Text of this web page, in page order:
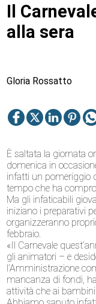
Il
alla sera
Gloria Rossatto
È saltata la giornata
domenica in
infatti un pomeriggio
tempo che ha
Ma gli infaticabili
iniziano i preparativi
organizzeranno
febbraio.
«Il Carnevale
gli animatori – e
l’Amministrazione
mancanza di fondi,
attività che ai